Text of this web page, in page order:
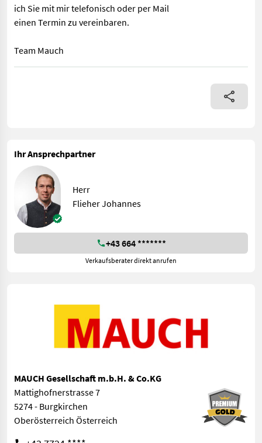
ich Sie mit mir telefonisch oder per Mail
einen Termin zu vereinbaren.
Team Mauch
Ausstattung: - Profis Wiegesystem - Streuwerk ZA-V Tronic -
Ihr Ansprechpartner
Herr
Flieher Johannes
+43 664 *******
Verkaufsberater direkt anrufen
MAUCH Gesellschaft m.b.H. & Co.KG
Mattighofnerstrasse 7
5274 - Burgkirchen
Oberösterreich Österreich